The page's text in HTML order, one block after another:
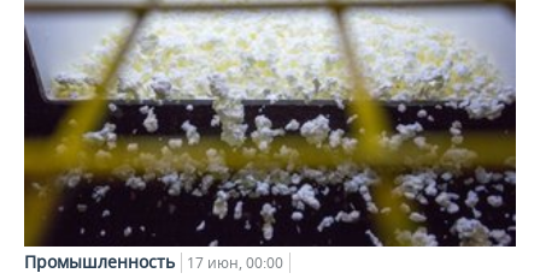
Промышленность 17 июн, 00:00